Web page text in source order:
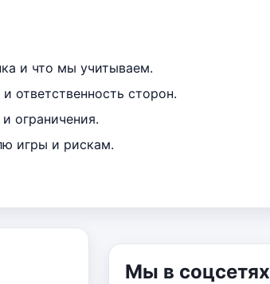
и что мы учитываем.
ответственность сторон.
ограничения.
игры и рискам.
Мы в соцсетях